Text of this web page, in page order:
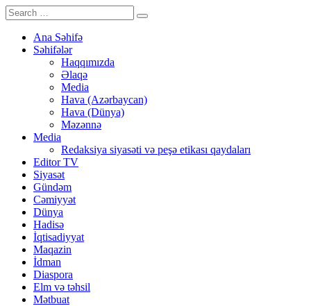
Ana Səhifə
Səhifələr
Haqqımızda
Əlaqə
Media
Hava (Azərbaycan)
Hava (Dünya)
Məzənnə
Media
Redaksiya siyasəti və peşə etikası qaydaları
Editor TV
Siyasət
Gündəm
Cəmiyyət
Dünya
Hadisə
İqtisadiyyat
Maqazin
İdman
Diaspora
Elm və təhsil
Mətbuat